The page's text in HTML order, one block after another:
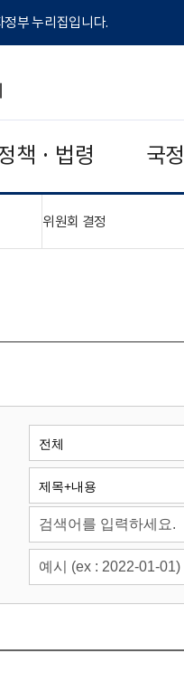
부 누리집입니다.
책 · 법령 국
위원회 결정